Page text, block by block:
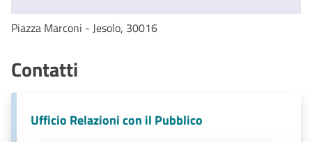
Piazza Marconi - Jesolo, 30016
Contatti
Ufficio Relazioni con il Pubblico